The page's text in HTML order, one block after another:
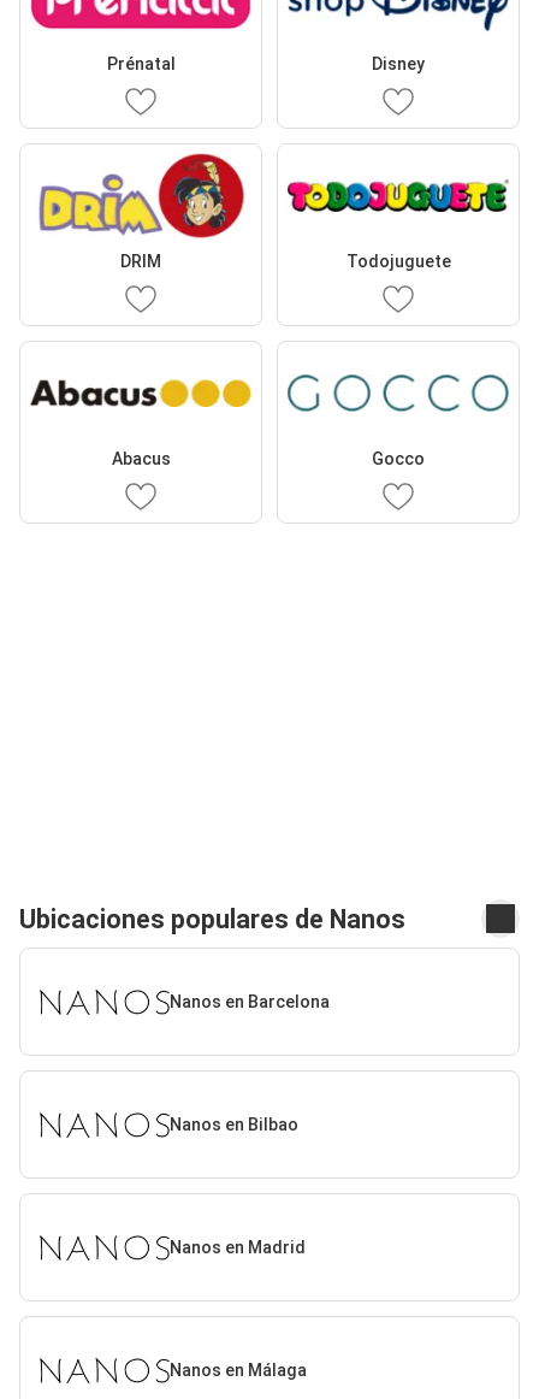
Prénatal Disney
DRIM Todojuguete
Abacus Gocco
Ubicaciones populares de Nanos
Nanos en Barcelona
Nanos en Bilbao
Nanos en Madrid
Nanos en Málaga